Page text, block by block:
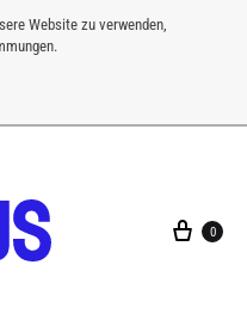
Website zu verwenden,
von CHF 200
0